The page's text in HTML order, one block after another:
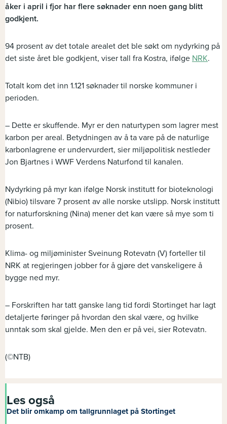
åker i april i fjor har flere søknader enn noen gang blitt
godkjent.
94 prosent av det totale arealet det ble søkt om nydyrking på
det siste året ble godkjent, viser tall fra Kostra, ifølge NRK.
Totalt kom det inn 1.121 søknader til norske kommuner i
perioden.
– Dette er skuffende. Myr er den naturtypen som lagrer mest
karbon per areal. Betydningen av å ta vare på de naturlige
karbonlagrene er undervurdert, sier miljøpolitisk nestleder
Jon Bjartnes i WWF Verdens Naturfond til kanalen.
Nydyrking på myr kan ifølge Norsk institutt for bioteknologi
(Nibio) tilsvare 7 prosent av alle norske utslipp. Norsk institutt
for naturforskning (Nina) mener det kan være så mye som ti
prosent.
Klima- og miljøminister Sveinung Rotevatn (V) forteller til
NRK at regjeringen jobber for å gjøre det vanskeligere å
bygge ned myr.
– Forskriften har tatt ganske lang tid fordi Stortinget har lagt
detaljerte føringer på hvordan den skal være, og hvilke
unntak som skal gjelde. Men den er på vei, sier Rotevatn.
(©NTB)
Les også
Det blir omkamp om tallgrunnlaget på Stortinget